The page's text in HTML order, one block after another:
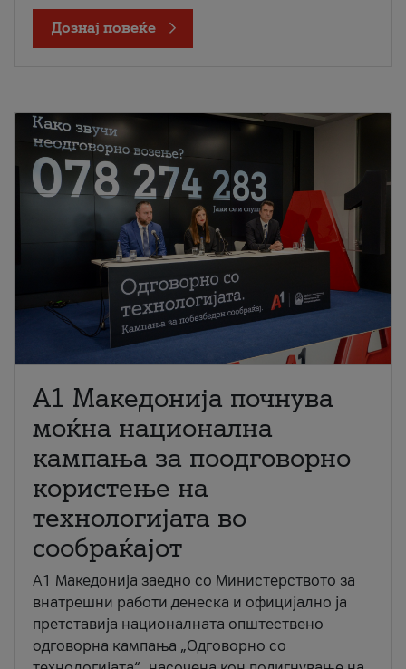
Дознај повеќе
A1 Македонија почнува
моќна национална
кампања за поодговорно
користење на
технологијата во
сообраќајот
A1 Македонија заедно со Министерството за
внатрешни работи денеска и официјално ја
претставија националната општествено
одговорна кампања „Одговорно со